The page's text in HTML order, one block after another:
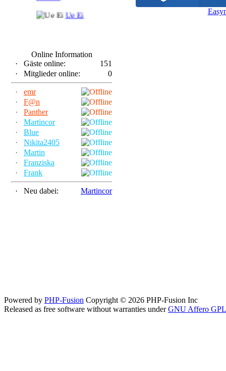
Ue Ei
Online Information
·
Gäste online:
151
·
Mitglieder online: 0
·
emr
·
F@n
·
Panther
·
Martincor
·
Blue
·
Nikita2405
·
Martin
·
Franziska
·
Frank
· Neu dabei: Martincor
Powered by PHP-Fusion Copyright © 2026 PHP-Fusion Inc
Released as free software without warranties underGNU Affero GPL